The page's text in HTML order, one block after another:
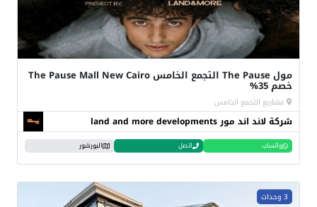
مول The Pause التجمع الخامس The Pause Mall New Cairo
خصم 35%
مشاريع التجمع الخامس
شركة لاند اند مور land and more developments
واتساب اتصل البورشور
3 وحدات